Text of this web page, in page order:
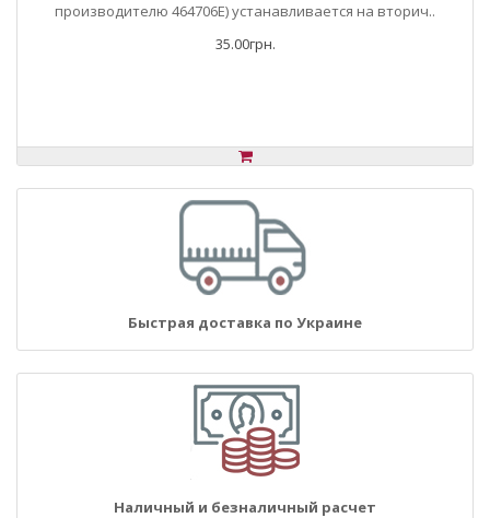
производителю 464706Е) устанавливается на вторич..
35.00грн.
Быстрая доставка по Украине
Наличный и безналичный расчет